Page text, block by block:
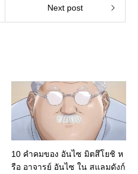
Next post
10 คำคมของ อันไซ มิตสึโยชิ ห
รือ อาจารย์ อันไซ ใน สแลมดังก์